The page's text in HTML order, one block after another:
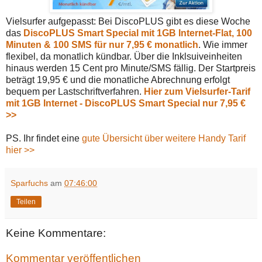
Vielsurfer aufgepasst: Bei DiscoPLUS gibt es diese Woche
das DiscoPLUS Smart Special mit 1GB Internet-Flat, 100
Minuten & 100 SMS für nur 7,95 € monatlich. Wie immer
flexibel, da monatlich kündbar. Über die Inklsuiveinheiten
hinaus werden 15 Cent pro Minute/SMS fällig. Der Startpreis
beträgt 19,95 € und die monatliche Abrechnung erfolgt
bequem per Lastschriftverfahren. Hier zum Vielsurfer-Tarif
mit 1GB Internet - DiscoPLUS Smart Special nur 7,95 €
>>
PS. Ihr findet eine gute Übersicht über weitere Handy Tarif
hier >>
Sparfuchs am 07:46:00
Teilen
Keine Kommentare:
Kommentar veröffentlichen